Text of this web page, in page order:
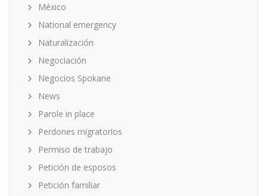
México
National emergency
Naturalización
Negociación
Negocios Spokane
News
Parole in place
Perdones migratorios
Permiso de trabajo
Petición de esposos
Petición familiar